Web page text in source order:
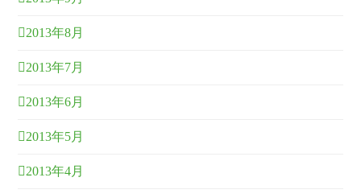
2013年8月
2013年7月
2013年6月
2013年5月
2013年4月